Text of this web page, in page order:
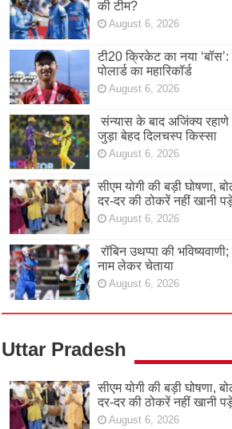
की टीम?
August 6, 2026
टी20 क्रिकेट का नया
पोलार्ड का महारिकॉर्ड
August 6, 2026
संन्यास के बाद अजिंक्‍य
जुड़ा बेहद दिलचस्प किस्सा
August 6, 2026
सीएम योगी की बड़ी घोषणा,
दर-दर की ठोकरें नहीं खानी
August 6, 2026
रॉबिन उथप्पा की
नाम लेकर चेताया
August 6, 2026
Uttar Pradesh
सीएम योगी की बड़ी घोषणा,
दर-दर की ठोकरें नहीं खानी
August 6, 2026